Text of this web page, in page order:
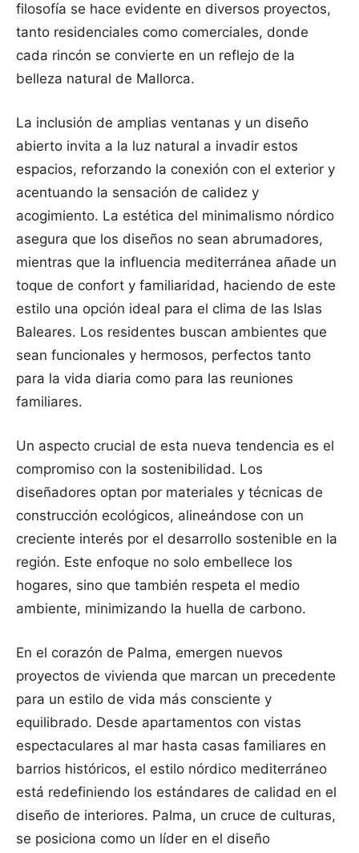
filosofía se hace evidente en diversos proyectos,
tanto residenciales como comerciales, donde
cada rincón se convierte en un reflejo de la
belleza natural de Mallorca.
La inclusión de amplias ventanas y un diseño
abierto invita a la luz natural a invadir estos
espacios, reforzando la conexión con el exterior y
acentuando la sensación de calidez y
acogimiento. La estética del minimalismo nórdico
asegura que los diseños no sean abrumadores,
mientras que la influencia mediterránea añade un
toque de confort y familiaridad, haciendo de este
estilo una opción ideal para el clima de las Islas
Baleares. Los residentes buscan ambientes que
sean funcionales y hermosos, perfectos tanto
para la vida diaria como para las reuniones
familiares.
Un aspecto crucial de esta nueva tendencia es el
compromiso con la sostenibilidad. Los
diseñadores optan por materiales y técnicas de
construcción ecológicos, alineándose con un
creciente interés por el desarrollo sostenible en la
región. Este enfoque no solo embellece los
hogares, sino que también respeta el medio
ambiente, minimizando la huella de carbono.
En el corazón de Palma, emergen nuevos
proyectos de vivienda que marcan un precedente
para un estilo de vida más consciente y
equilibrado. Desde apartamentos con vistas
espectaculares al mar hasta casas familiares en
barrios históricos, el estilo nórdico mediterráneo
está redefiniendo los estándares de calidad en el
diseño de interiores. Palma, un cruce de culturas,
se posiciona como un líder en el diseño